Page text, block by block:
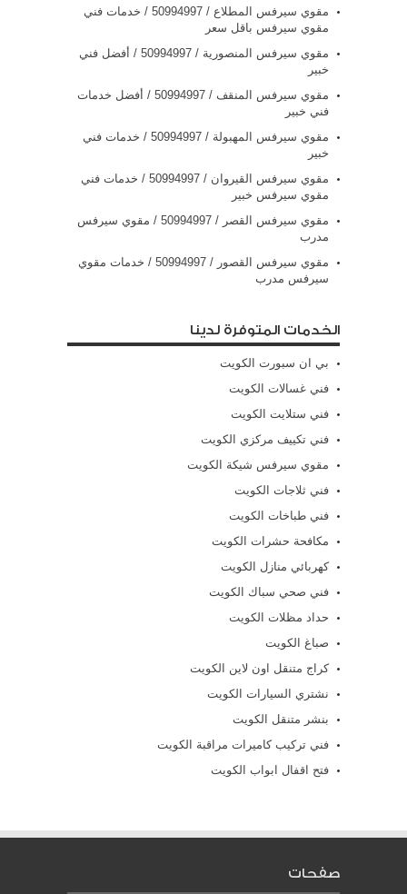
مقوي سيرفس المطلاع / 50994997 / خدمات فني
مقوي سيرفس باقل سعر
مقوي سيرفس المنصورية / 50994997 / أفضل فني
خبير
مقوي سيرفس المنقف / 50994997 / أفضل خدمات
فني خبير
مقوي سيرفس المهبولة / 50994997 / خدمات فني
خبير
مقوي سيرفس القيروان / 50994997 / خدمات فني
مقوي سيرفس خبير
مقوي سيرفس القصر / 50994997 / مقوي سيرفس
مدرب
مقوي سيرفس القصور / 50994997 / خدمات مقوي
سيرفس مدرب
الخدمات المتوفرة لدينا
بي ان سبورت الكويت
فني غسالات الكويت
فني ستلايت الكويت
فني تكييف مركزي الكويت
مقوي سيرفس شيكة الكويت
فني ثلاجات الكويت
فني طباخات الكويت
مكافحة حشرات الكويت
كهربائي منازل الكويت
فني صحي سباك الكويت
حداد مظلات الكويت
صباغ الكويت
كراج متنقل اون لاين الكويت
نشتري السيارات الكويت
بنشر متنقل الكويت
فني تركيب كاميرات مراقبة الكويت
فتح اقفال ابواب الكويت
صفحات